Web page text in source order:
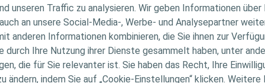
unseren Traffic zu analysieren. Wir geben Informationen über
an unsere Social-Media-, Werbe- und Analysepartner
anderen Informationen kombinieren, die Sie ihnen zur
durch Ihre Nutzung ihrer Dienste gesammelt haben, unter
die für Sie relevanter ist. Sie haben das Recht, Ihre
ändern, indem Sie auf „Cookie-Einstellungen“ klicken.
sich nur an medizinische Fachpersonen. Der
und Fortbildungszwecke bestimmt.
medizinischen Rat. Die Verantwortung für die
liegt bei den medizinischen Fachpersonen.